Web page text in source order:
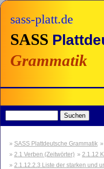
sass-platt.de
SASS
Grammatik
SASS Plattdeutsche Grammatik
2.1 Verben (Zeitwörter)
2.1.12
2.1.12.2.3 Liste der starken und